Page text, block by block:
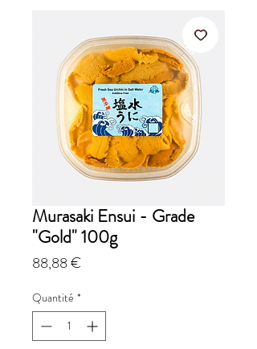
Murasaki Ensui - Grade
"Gold" 100g
88,88 €Prix
Quantité *